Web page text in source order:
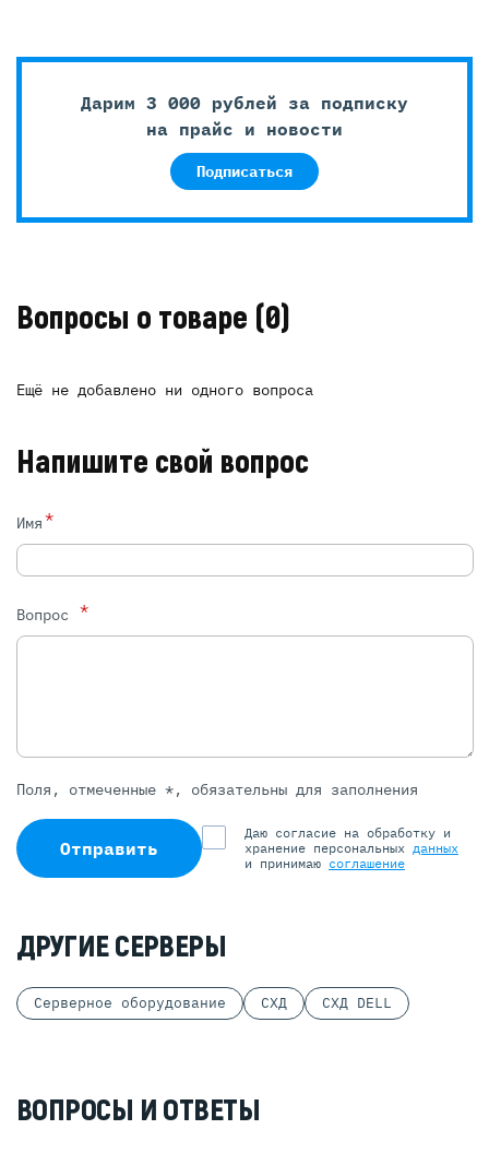
Дарим 3 000 рублей за подписку
на прайс и новости
Подписаться
Вопросы о товаре (0)
Ещё не добавлено ни одного вопроса
Напишите свой вопрос
Имя*
Вопрос *
Поля, отмеченные *, обязательны для заполнения
Отправить
Даю согласие на обработку и
хранение персональных данных
и принимаю соглашение
ДРУГИЕ СЕРВЕРЫ
Серверное оборудование СХД СХД DELL
ВОПРОСЫ И ОТВЕТЫ